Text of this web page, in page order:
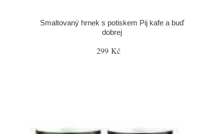
Smaltovaný hrnek s potiskem Pij kafe a buď
dobrej
299 Kč